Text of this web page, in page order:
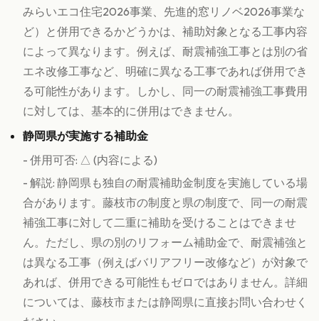
みらいエコ住宅2026事業、先進的窓リノベ2026事業な
ど）と併用できるかどうかは、補助対象となる工事内容
によって異なります。例えば、耐震補強工事とは別の省
エネ改修工事など、明確に異なる工事であれば併用でき
る可能性があります。しかし、同一の耐震補強工事費用
に対しては、基本的に併用はできません。
静岡県が実施する補助金
- 併用可否: △ (内容による)
- 解説: 静岡県も独自の耐震補助金制度を実施している場
合があります。藤枝市の制度と県の制度で、同一の耐震
補強工事に対して二重に補助を受けることはできませ
ん。ただし、県の別のリフォーム補助金で、耐震補強と
は異なる工事（例えばバリアフリー改修など）が対象で
あれば、併用できる可能性もゼロではありません。詳細
については、藤枝市または静岡県に直接お問い合わせく